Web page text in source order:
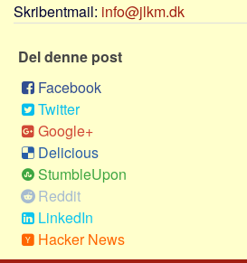
Italien
Alle
Nøgleord
Bolig
Job
Virksomhed
Investering
Skribentmail: info@jlkm.dk
Del denne post
Facebook
Twitter
Google+
Delicious
StumbleUpon
Reddit
LinkedIn
Hacker News